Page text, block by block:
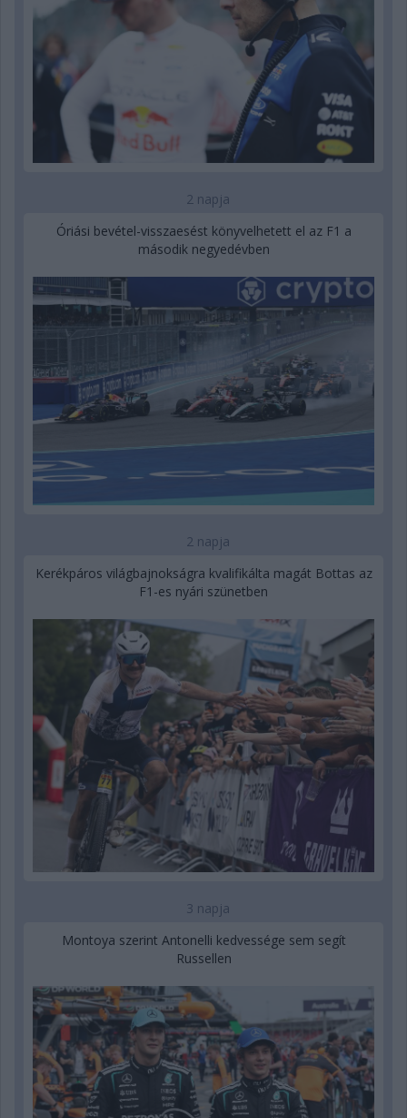
2 napja
Óriási bevétel-visszaesést könyvelhetett el az F1 a
második negyedévben
2 napja
Kerékpáros világbajnokságra kvalifikálta magát Bottas az
F1-es nyári szünetben
3 napja
Montoya szerint Antonelli kedvessége sem segít
Russellen